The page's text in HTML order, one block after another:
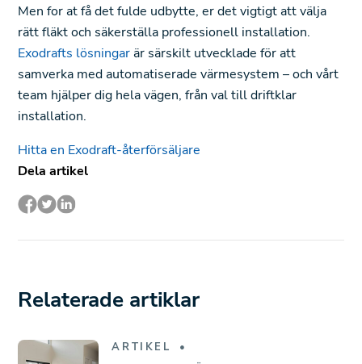
Men for at få det fulde udbytte, er det vigtigt att välja
rätt fläkt och säkerställa professionell installation.
Exodrafts lösningarär särskilt utvecklade för att
samverka med automatiserade värmesystem – och vårt
team hjälper dig hela vägen, från val till driftklar
installation.
Hitta en Exodraft-återförsäljare
Dela artikel
Relaterade artiklar
ARTIKEL